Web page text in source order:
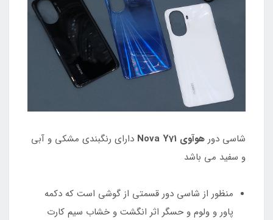
شاسی دور هوآوی Nova Y71
دارای رنگبندی مشکی و آبی
و سفید می باشد
منظور از شاسی دور قسمتی از گوشی است که دکمه
پاور و ولوم و حسگر اثر انگشت و خشاب سیم کارت